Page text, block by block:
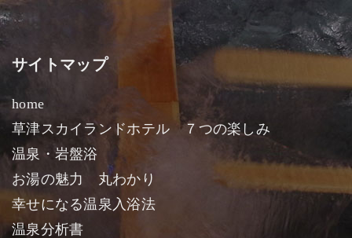
サイトマップ
home
草津スカイランドホテル ７つの楽しみ
温泉・岩盤浴
お湯の魅力 丸わかり
幸せになる温泉入浴法
温泉分析書